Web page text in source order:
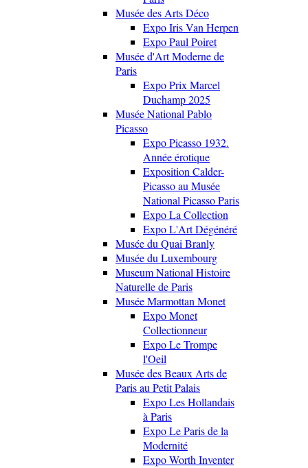
Musée des Arts Déco
Expo Iris Van Herpen
Expo Paul Poiret
Musée d'Art Moderne de
Paris
Expo Prix Marcel
Duchamp 2025
Musée National Pablo
Picasso
Expo Picasso 1932.
Année érotique
Exposition Calder-
Picasso au Musée
National Picasso Paris
Expo La Collection
Expo L'Art Dégénéré
Musée du Quai Branly
Musée du Luxembourg
Museum National Histoire
Naturelle de Paris
Musée Marmottan Monet
Expo Monet
Collectionneur
Expo Le Trompe
l'Oeil
Musée des Beaux Arts de
Paris au Petit Palais
Expo Les Hollandais
à Paris
Expo Le Paris de la
Modernité
Expo Worth Inventer